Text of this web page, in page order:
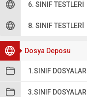
6. SINIF TESTLERI
8. SINIF TESTLERI
Dosya Deposu
1.SINIF DOSYALARI
3.SINIF DOSYALARI